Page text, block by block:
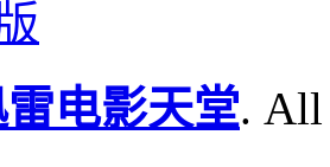
电影天堂. All